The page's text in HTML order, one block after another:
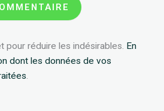
pour réduire les indésirables. En
dont les données de vos
.